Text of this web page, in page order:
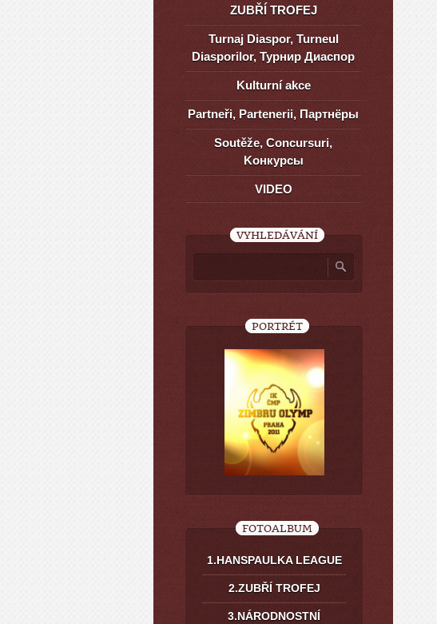
ZUBŘÍ TROFEJ
Turnaj Diaspor, Turneul
Diasporilor, Турнир Диаспор
Kulturní akce
Partneři, Partenerii, Партнёры
Soutěže, Concursuri,
Kонкурсы
VIDEO
VYHLEDÁVÁNÍ
PORTRÉT
FOTOALBUM
1.HANSPAULKA LEAGUE
2.ZUBŘÍ TROFEJ
3.NÁRODNOSTNÍ